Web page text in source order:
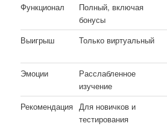
Функционал
Полный, включая
бонусы
Выигрыш
Только виртуальный
Эмоции
Расслабленное
изучение
Рекомендация Для новичков и
тестирования